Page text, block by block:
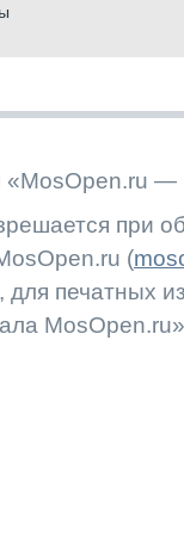
—
при
(
для печатных